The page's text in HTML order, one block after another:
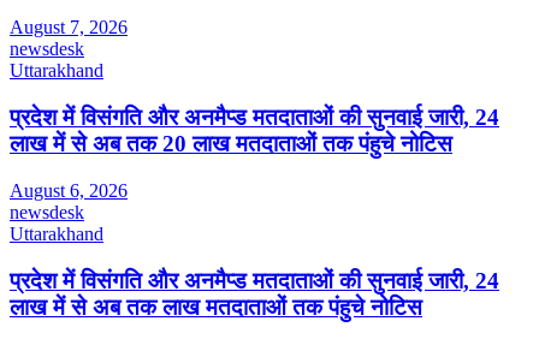
August 7, 2026
newsdesk
Uttarakhand
प्रदेश में विसंगति और अनमैप्ड मतदाताओं की सुनवाई जारी, 24
लाख में से अब तक 20 लाख मतदाताओं तक पंहुचे नोटिस
August 6, 2026
newsdesk
Uttarakhand
प्रदेश में विसंगति और अनमैप्ड मतदाताओं की सुनवाई जारी, 24
लाख में से अब तक लाख मतदाताओं तक पंहुचे नोटिस